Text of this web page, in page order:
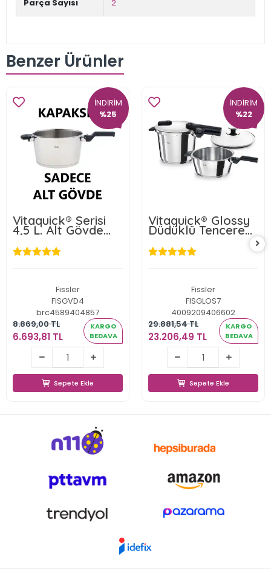
Parça Sayısı 2
Benzer Ürünler
İNDİRİM
%25
Vitaquick® Serisi
4,5 L. Alt Gövde
Parlak Yüzey
Fissler
FISGVD4
brc4589404857
8.869,00 TL
6.693,81 TL
KARGO
BEDAVA
6.693,81 TL
Sepete Ekle
Sepete Ekle
İNDİRİM
%22
Vitaquick® Glossy
Düdüklü Tencere
6+3.5 L.
Fissler
FISGLOS7
4009209406602
29.881,54 TL
23.206,49 TL
KARGO
BEDAVA
23.206,49 TL
Sepete Ekle
Sepete Ekle